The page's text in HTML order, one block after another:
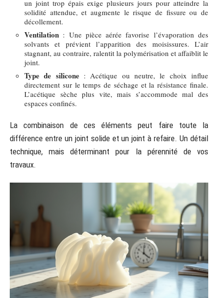
un joint trop épais exige plusieurs jours pour atteindre la
solidité attendue, et augmente le risque de fissure ou de
décollement.
Ventilation : Une pièce aérée favorise l’évaporation des
solvants et prévient l’apparition des moisissures. L’air
stagnant, au contraire, ralentit la polymérisation et affaiblit le
joint.
Type de silicone: Acétique ou neutre, le choix influe
directement sur le temps de séchage et la résistance finale.
L’acétique sèche plus vite, mais s’accommode mal des
espaces confinés.
La combinaison de ces éléments peut faire toute la
différence entre un joint solide et un joint à refaire. Un détail
technique, mais déterminant pour la pérennité de vos
travaux.